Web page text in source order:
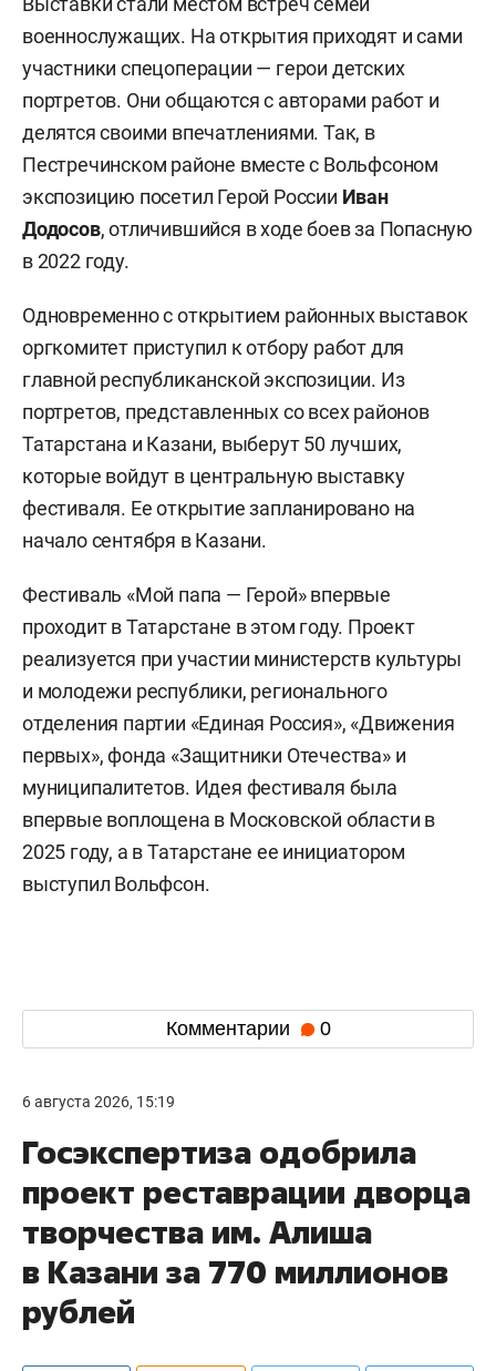
военнослужащих. На открытия приходят и сами
участники спецоперации — герои детских
портретов. Они общаются с авторами работ и
делятся своими впечатлениями. Так, в
Пестречинском районе вместе с Вольфсоном
экспозицию посетил Герой России Иван
Додосов, отличившийся в ходе боев за Попасную
в 2022 году.
Одновременно с открытием районных выставок
оргкомитет приступил к отбору работ для
главной республиканской экспозиции. Из
портретов, представленных со всех районов
Татарстана и Казани, выберут 50 лучших,
которые войдут в центральную выставку
фестиваля. Ее открытие запланировано на
начало сентября в Казани.
Фестиваль «Мой папа — Герой» впервые
проходит в Татарстане в этом году. Проект
реализуется при участии министерств культуры
и молодежи республики, регионального
отделения партии «Единая Россия», «Движения
первых», фонда «Защитники Отечества» и
муниципалитетов. Идея фестиваля была
впервые воплощена в Московской области в
2025 году, а в Татарстане ее инициатором
выступил Вольфсон.
Комментарии 0
6 августа 2026, 15:19
Госэкспертиза одобрила
проект реставрации дворца
творчества им. Алиша
в Казани за 770 миллионов
рублей